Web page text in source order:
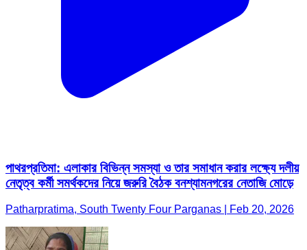
পাথরপ্রতিমা: এলাকার বিভিন্ন সমস্যা ও তার সমাধান করার লক্ষ্যে দলীয়
নেতৃত্ব কর্মী সমর্থকদের নিয়ে জরুরি বৈঠক বনশ্যামনগরের নেতাজি মোড়ে
Patharpratima, South Twenty Four Parganas | Feb 20, 2026